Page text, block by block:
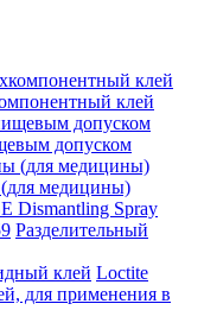
клей
допуском
медицины)
Dismantling Spray
Разделительный
Loctite
для применения в